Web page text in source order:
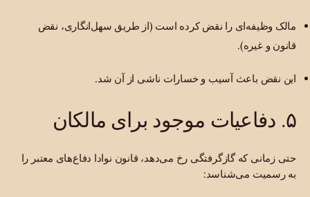
مالک وظیفه‌ای را نقض کرده است (از طریق سهل‌انگاری، نقض
قانون و غیره).
این نقض باعث آسیب و خسارات ناشی از آن شد.
۵. دفاعیات موجود برای مالکان
حتی زمانی که گازگرفتگی رخ می‌دهد، قانون نوادا دفاع‌های معتبر را
به رسمیت می‌شناسد: